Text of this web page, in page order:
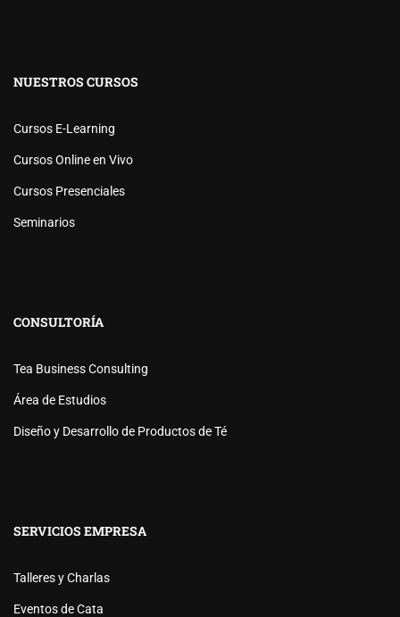
NUESTROS CURSOS
Cursos E-Learning
Cursos Online en Vivo
Cursos Presenciales
Seminarios
CONSULTORÍA
Tea Business Consulting
Área de Estudios
Diseño y Desarrollo de Productos de Té
SERVICIOS EMPRESA
Talleres y Charlas
Eventos de Cata